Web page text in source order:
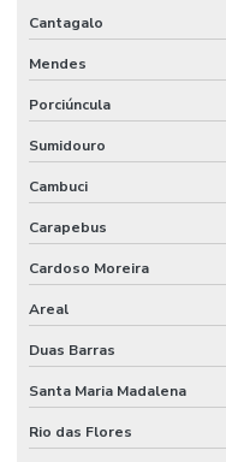
Cantagalo
Mendes
Porciúncula
Sumidouro
Cambuci
Carapebus
Cardoso Moreira
Areal
Duas Barras
Santa Maria Madalena
Rio das Flores